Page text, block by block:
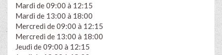
Mardi de 09:00 à 12:15
Mardi de 13:00 à 18:00
Mercredi de 09:00 à 12:15
Mercredi de 13:00 à 18:00
Jeudi de 09:00 à 12:15